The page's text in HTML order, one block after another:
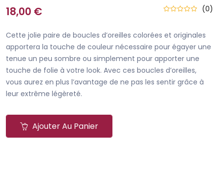
18,00 € (0)
Cette jolie paire de boucles d’oreilles colorées et originales
apportera la touche de couleur nécessaire pour égayer une
tenue un peu sombre ou simplement pour apporter une
touche de folie à votre look. Avec ces boucles d’oreilles,
vous aurez en plus l’avantage de ne pas les sentir grâce à
leur extrême légèreté.
Ajouter Au Panier